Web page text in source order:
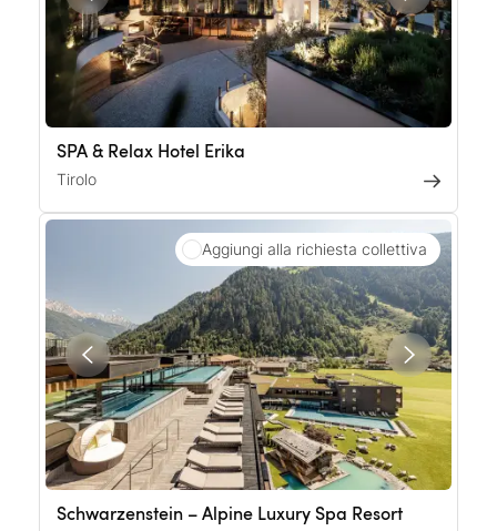
SPA & Relax Hotel Erika
Tirolo
Aggiungi alla richiesta collettiva
Schwarzenstein – Alpine Luxury Spa Resort